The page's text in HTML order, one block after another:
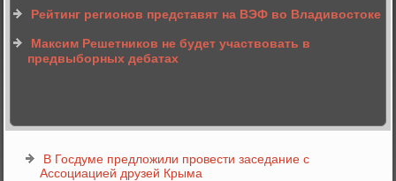
Рейтинг регионов представят на ВЭФ во Владивостоке
Максим Решетников не будет участвовать в
предвыборных дебатах
В Госдуме предложили провести заседание с
Ассоциацией друзей Крыма